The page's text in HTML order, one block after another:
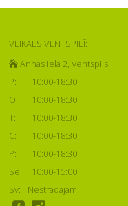
VEIKALS VENTSPILĪ:
Annas iela 2, Ventspils
P:
10:00-18:30
O:
10:00-18:30
T:
10:00-18:30
C:
10:00-18:30
P:
10:00-18:30
Se:
10:00-15:00
Sv:
Nestrādājam